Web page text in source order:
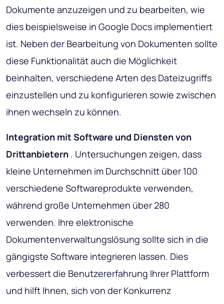
Dokumente anzuzeigen und zu bearbeiten, wie
dies beispielsweise in Google Docs implementiert
ist. Neben der Bearbeitung von Dokumenten sollte
diese Funktionalität auch die Möglichkeit
beinhalten, verschiedene Arten des Dateizugriffs
einzustellen und zu konfigurieren sowie zwischen
ihnen wechseln zu können.
Integration mit Software und Diensten von
Drittanbietern . Untersuchungen zeigen, dass
kleine Unternehmen im Durchschnitt über 100
verschiedene Softwareprodukte verwenden,
während große Unternehmen über 280
verwenden. Ihre elektronische
Dokumentenverwaltungslösung sollte sich in die
gängigste Software integrieren lassen. Dies
verbessert die Benutzererfahrung Ihrer Plattform
und hilft Ihnen, sich von der Konkurrenz